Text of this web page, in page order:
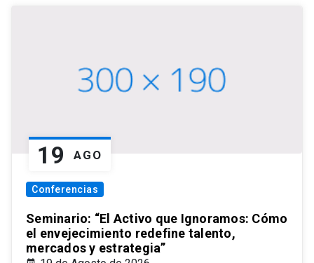
19 AGO
Conferencias
Seminario: “El Activo que Ignoramos: Cómo
el envejecimiento redefine talento,
mercados y estrategia”